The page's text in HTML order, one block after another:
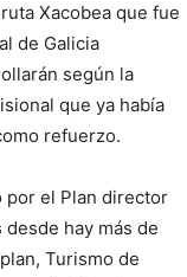
Xacobea que fue
de Galicia
según la
que ya había
refuerzo.
por el Plan director
hay más de
Turismo de